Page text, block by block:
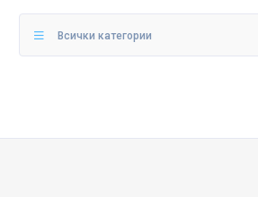
Всички категории